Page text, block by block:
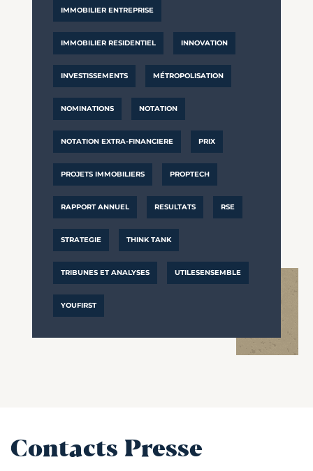
IMMOBILIER ENTREPRISE
IMMOBILIER RESIDENTIEL INNOVATION
INVESTISSEMENTS MÉTROPOLISATION
NOMINATIONS NOTATION
NOTATION EXTRA-FINANCIERE PRIX
PROJETS IMMOBILIERS PROPTECH
RAPPORT ANNUEL RESULTATS RSE
STRATEGIE THINK TANK
TRIBUNES ET ANALYSES UTILESENSEMBLE
YOUFIRST
Contacts Presse